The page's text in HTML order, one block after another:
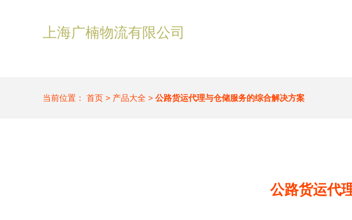
上海广楠物流有限公司
当前位置： 首页 > 产品大全 > 公路货运代理与仓储服务的综合解决方案
公路货运代